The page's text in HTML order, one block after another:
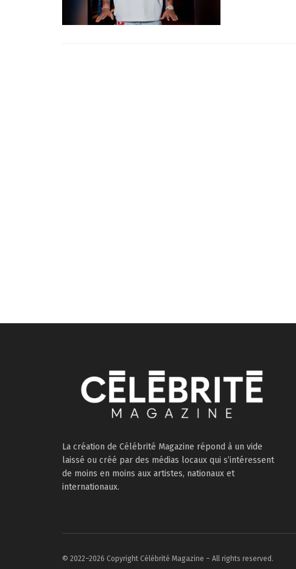
La création de Célébrité Magazine répond à un vide
laissé ou créé par des médias locaux qui s’intéressent
de moins en moins aux artistes, nationaux et
internationaux.
© 2022–2026 Copyright Célébrité Magazine – All rights reserved.